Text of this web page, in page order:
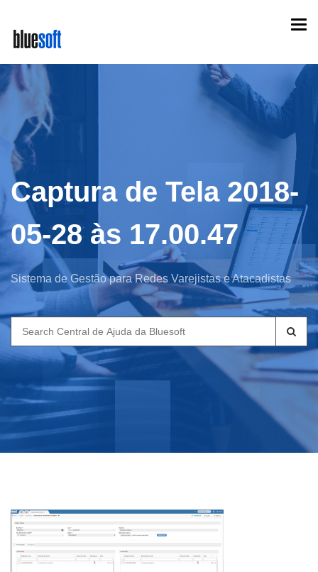
main
content
Captura de Tela 2018-
05-28 às 17.00.47
Sistema de Gestão para Redes Varejistas e Atacadistas
Search
for: